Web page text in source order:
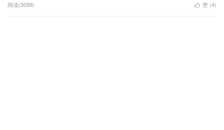
阅读(3059)  赞 (4)